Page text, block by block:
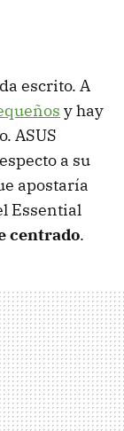
escrito. A
y hay
ASUS
a su
apostaría
Essential
centrado.